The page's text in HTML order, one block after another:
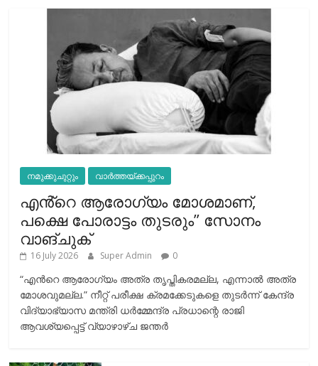
നമുക്കുചുറ്റും വാർത്തയ്ക്കപ്പുറം
എൻ്റെ ആരോഗ്യം മോശമാണ്,
പക്ഷെ പോരാട്ടം തുടരും” സോനം
വാങ്ചുക്
16 July 2026 Super Admin 0
“എന്‍റെ ആരോഗ്യം അത്ര തൃപ്തികരമല്ല, എന്നാൽ അത്ര
മോശവുമല്ല.” നീറ്റ് പരീക്ഷ ക്രമക്കേടുകളെ തുടർന്ന് കേന്ദ്ര
വിദ്യാഭ്യാസ മന്ത്രി ധർമ്മേന്ദ്ര പ്രധാന്റെ രാജി
ആവശ്യപ്പെട്ട് വ്യാഴാഴ്ച ജന്തർ